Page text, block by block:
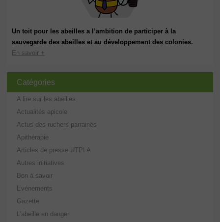
Un toit pour les abeilles a l’ambition de participer à la
sauvegarde des abeilles et au développement des colonies.
En savoir +
Catégories
A lire sur les abeilles
Actualités apicole
Actus des ruchers parrainés
Apithérapie
Articles de presse UTPLA
Autres initiatives
Bon à savoir
Evénements
Gazette
L'abeille en danger